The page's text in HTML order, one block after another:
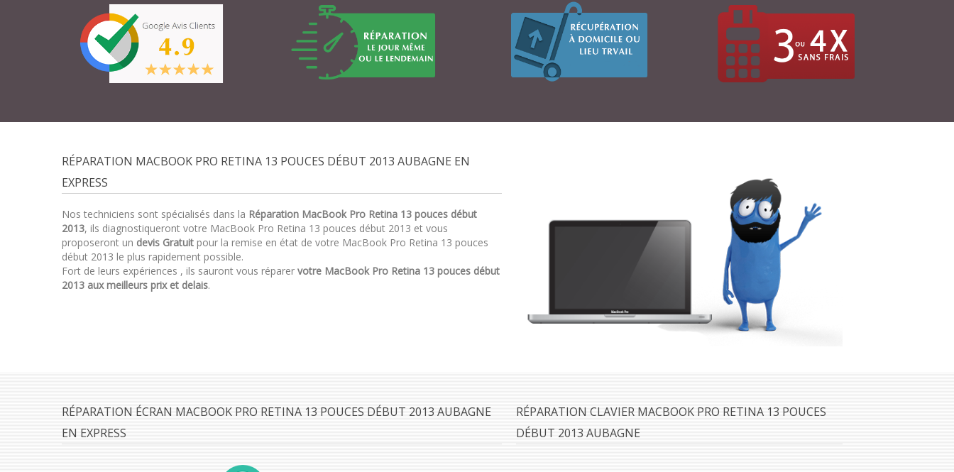
RÉPARATION MACBOOK PRO RETINA 13 POUCES DÉBUT 2013 AUBAGNE EN
EXPRESS
Nos techniciens sont spécialisés dans la Réparation MacBook Pro Retina 13 pouces début
2013, ils diagnostiqueront votre MacBook Pro Retina 13 pouces début 2013 et vous
proposeront un devis Gratuit pour la remise en état de votre MacBook Pro Retina 13 pouces
début 2013 le plus rapidement possible.
Fort de leurs expériences , ils sauront vous réparer votre MacBook Pro Retina 13 pouces début
2013 aux meilleurs prix et delais.
RÉPARATION ÉCRAN MACBOOK PRO RETINA 13 POUCES DÉBUT 2013 AUBAGNE
EN EXPRESS
RÉPARATION CLAVIER MACBOOK PRO RETINA 13 POUCES
DÉBUT 2013 AUBAGNE